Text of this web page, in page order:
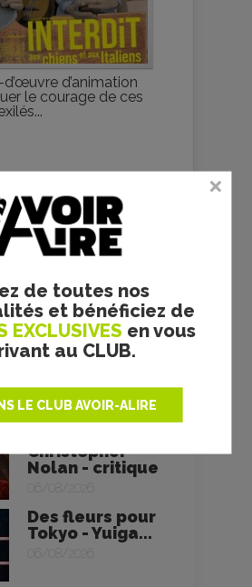
de toutes nos
et bénéficiez de
EXCLUSIVES en vous
au CLUB.
LE CLUB AVOIR-ALIRE
d’animation
le courage de ces
LES NEWS
Spider-Man :
- Destin...
06/08/2026
Christopher
Nolan - critique
06/08/2026
Des fleurs pour
Tokyo - Yuiga...
06/08/2026